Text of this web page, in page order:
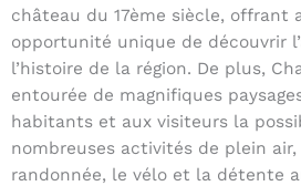
château du 17ème siècle, offrant
opportunité unique de découvrir
l’histoire de la région. De plus,
entourée de magnifiques
habitants et aux visiteurs la
nombreuses activités de plein
randonnée, le vélo et la détente